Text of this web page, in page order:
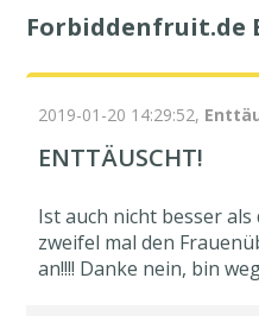
Forbiddenfruit.de
2019-01-20 14:29:52,
ENTTÄUSCHT!
Ist auch nicht besser als
zweifel mal den
an!!!! Danke nein, bin